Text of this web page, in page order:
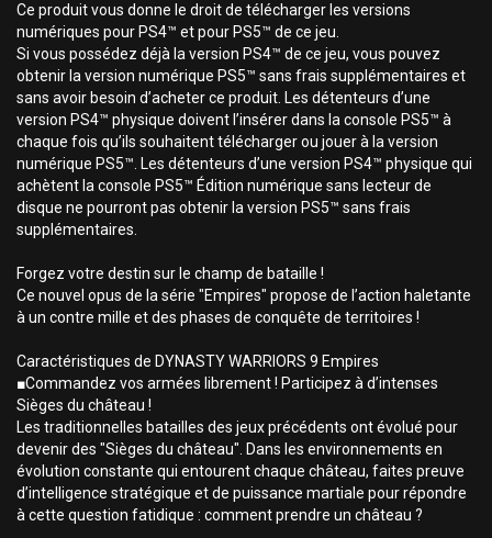
Ce produit vous donne le droit de télécharger les versions
numériques pour PS4™ et pour PS5™ de ce jeu.
Si vous possédez déjà la version PS4™ de ce jeu, vous pouvez
obtenir la version numérique PS5™ sans frais supplémentaires et
sans avoir besoin d’acheter ce produit. Les détenteurs d’une
version PS4™ physique doivent l’insérer dans la console PS5™ à
chaque fois qu’ils souhaitent télécharger ou jouer à la version
numérique PS5™. Les détenteurs d’une version PS4™ physique qui
achètent la console PS5™ Édition numérique sans lecteur de
disque ne pourront pas obtenir la version PS5™ sans frais
supplémentaires.
Forgez votre destin sur le champ de bataille !
Ce nouvel opus de la série "Empires" propose de l’action haletante
à un contre mille et des phases de conquête de territoires !
Caractéristiques de DYNASTY WARRIORS 9 Empires
■Commandez vos armées librement ! Participez à d’intenses
Sièges du château !
Les traditionnelles batailles des jeux précédents ont évolué pour
devenir des "Sièges du château". Dans les environnements en
évolution constante qui entourent chaque château, faites preuve
d’intelligence stratégique et de puissance martiale pour répondre
à cette question fatidique : comment prendre un château ?